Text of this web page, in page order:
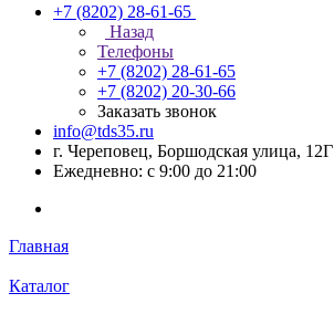
+7 (8202) 28‑61-65
Назад
Телефоны
+7 (8202) 28‑61-65
+7 (8202) 20‑30-66
Заказать звонок
info@tds35.ru
г. Череповец, Боршодская улица, 12Г
Ежедневно: с 9:00 до 21:00
Главная
Каталог